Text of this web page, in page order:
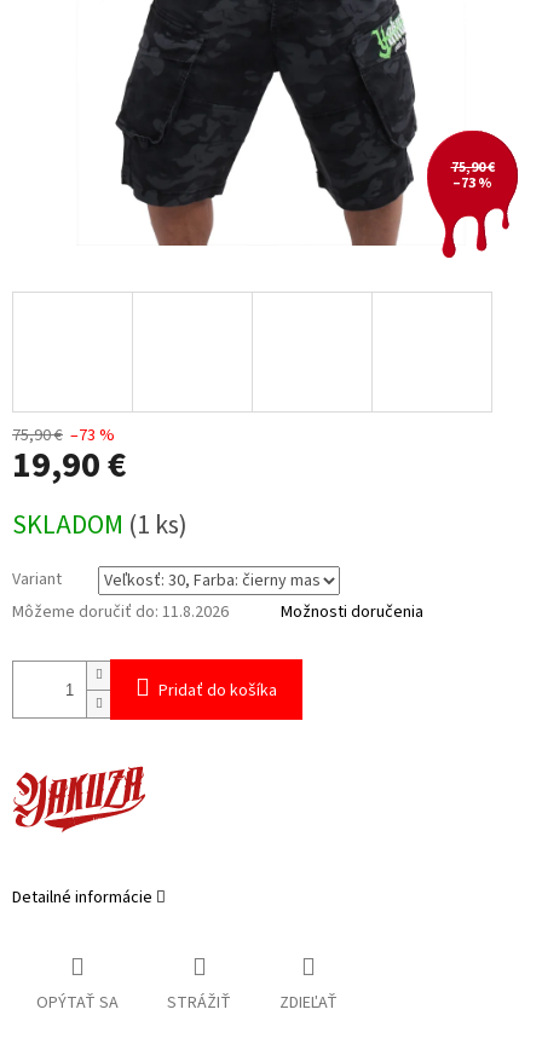
75,90 €
–73 %
75,90 € –73 %
19,90 €
cena:
SKLADOM (1 ks)
Variant
Môžeme doručiť do: 11.8.2026 Možnosti doručenia
Pridať do košíka
Detailné informácie
OPÝTAŤ SA STRÁŽIŤ ZDIEĽAŤ